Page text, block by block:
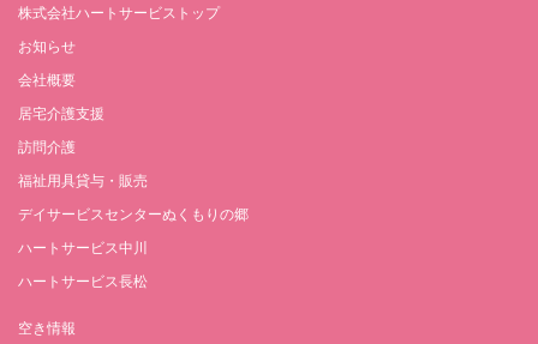
株式会社ハートサービストップ
お知らせ
会社概要
居宅介護支援
訪問介護
福祉用具貸与・販売
デイサービスセンターぬくもりの郷
ハートサービス中川
ハートサービス長松
空き情報